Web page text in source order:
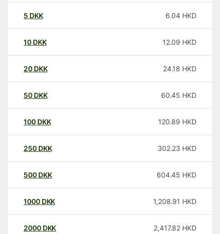
5 DKK 6.04 HKD
10 DKK 12.09 HKD
20 DKK 24.18 HKD
50 DKK 60.45 HKD
100 DKK 120.89 HKD
250 DKK 302.23 HKD
500 DKK 604.45 HKD
1000 DKK 1,208.91 HKD
2000 DKK 2,417.82 HKD